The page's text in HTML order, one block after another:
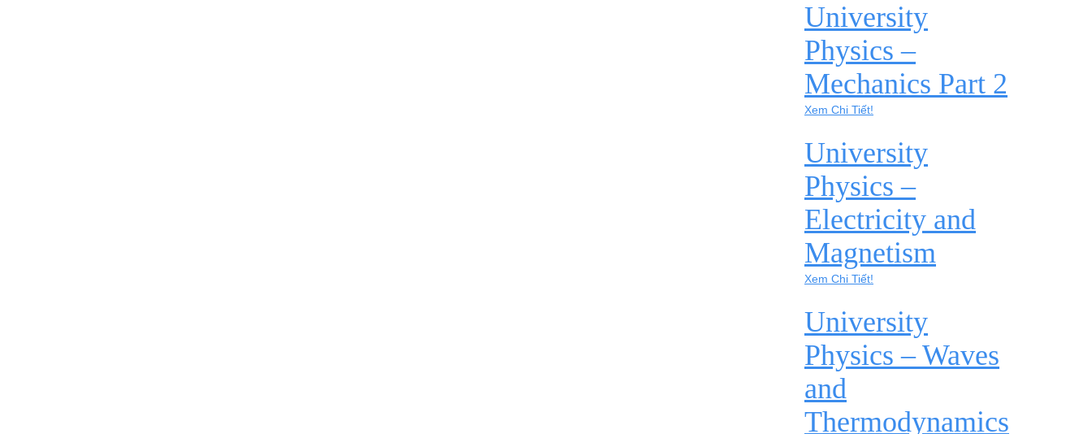
University
Physics –
Mechanics Part 2
Xem Chi Tiết!
University
Physics –
Electricity and
Magnetism
Xem Chi Tiết!
University
Physics – Waves
and
Thermodynamics